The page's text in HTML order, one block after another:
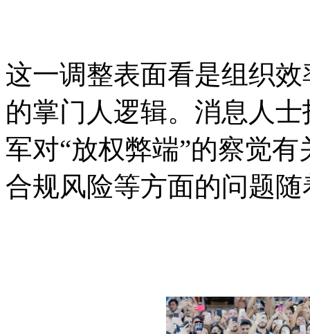
这一调整表面看是组织
的掌门人逻辑。消息人
军对“放权弊端”的察觉
合规风险等方面的问题